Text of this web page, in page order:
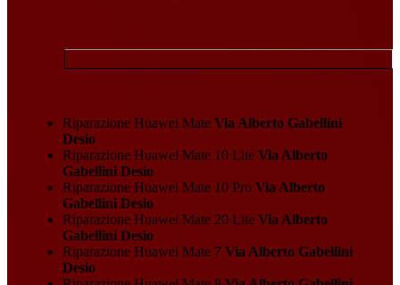
Riparazione Huawei MateVia Alberto Gabellini
Desio
Riparazione Huawei Mate 10 LiteVia Alberto
Gabellini Desio
Riparazione Huawei Mate 10 ProVia Alberto
Gabellini Desio
Riparazione Huawei Mate 20 LiteVia Alberto
Gabellini Desio
Riparazione Huawei Mate 7Via Alberto Gabellini
Desio